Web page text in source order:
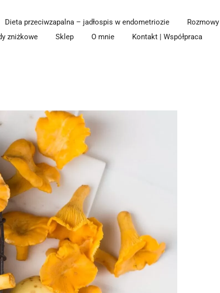
Dieta przeciwzapalna – jadłospis w endometriozie
zniżkowe
Sklep O mnie Kontakt | Współpraca